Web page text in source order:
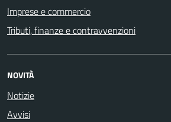
Imprese e commercio
Tributi, finanze e contravvenzioni
NOVITÀ
Notizie
Avvisi